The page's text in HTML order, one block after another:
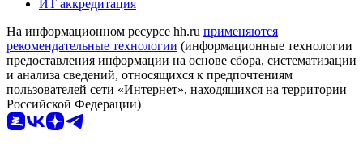
ИТ аккредитация
На информационном ресурсе hh.ru применяются
рекомендательные технологии (информационные технологии
предоставления информации на основе сбора, систематизации
и анализа сведений, относящихся к предпочтениям
пользователей сети «Интернет», находящихся на территории
Российской Федерации)